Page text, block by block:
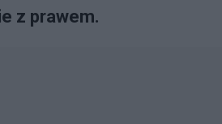
z prawem.